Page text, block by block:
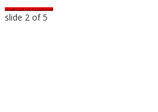
slide 2 of 5